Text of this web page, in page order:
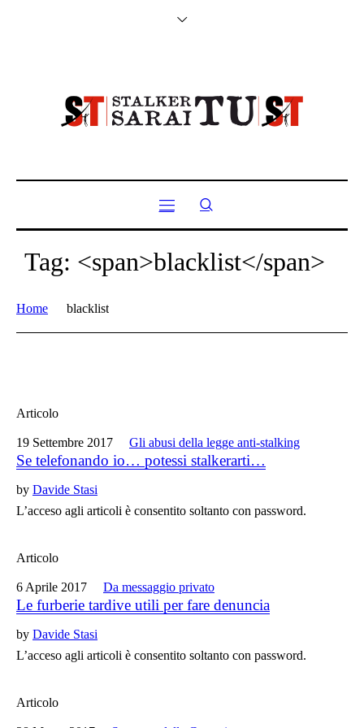
Tag: <span>blacklist</span>
Home blacklist
Articolo
19 Settembre 2017 Gli abusi della legge anti-stalking
Se telefonando io… potessi stalkerarti…
by Davide Stasi
L’acceso agli articoli è consentito soltanto con password.
Articolo
6 Aprile 2017 Da messaggio privato
Le furberie tardive utili per fare denuncia
by Davide Stasi
L’acceso agli articoli è consentito soltanto con password.
Articolo